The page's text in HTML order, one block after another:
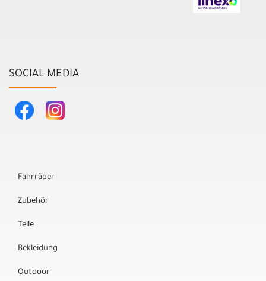
SOCIAL MEDIA
Fahrräder
Zubehör
Teile
Bekleidung
Outdoor